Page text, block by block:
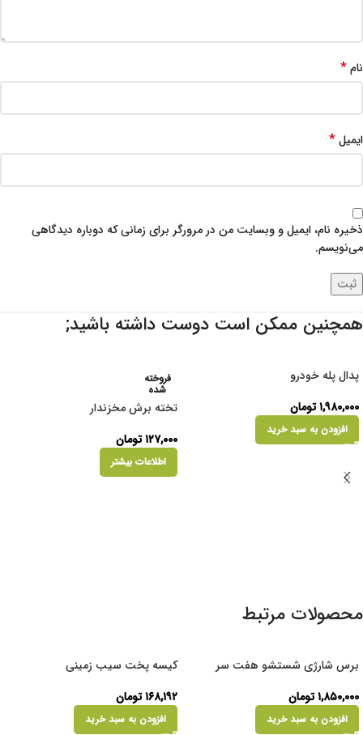
نام*
ایمیل*
ذخیره نام، ایمیل و وبسایت من در مرورگر برای زمانی که دوباره دیدگاهی
می‌نویسم.
همچنین ممکن است دوست داشته باشید;
پدال پله خودرو
۱,۹۸۰,۰۰۰تومان
افزودن به سبد خرید
فروخته
شده
تخته برش مخزندار
۱۲۷,۰۰۰تومان
اطلاعات بیشتر
محصولات مرتبط
برس شارژی شستشو هفت سر
۱,۸۵۰,۰۰۰تومان
افزودن به سبد خرید
کیسه پخت سیب زمینی
۱۶۸,۱۹۲تومان
افزودن به سبد خرید